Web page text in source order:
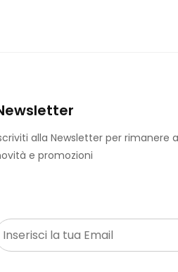
alla Newsletter per rimanere
e promozioni